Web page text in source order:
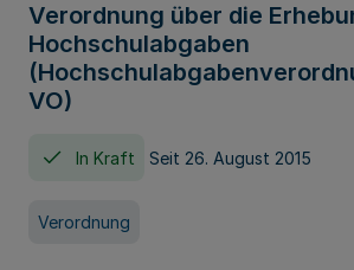
Verordnung über die
Hochschulabgaben
VO)
In Kraft Seit 26. August 2015
Verordnung